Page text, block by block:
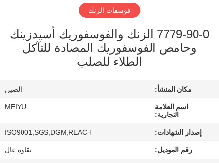
في
المصنع
الجودة
اتصل
فوسفات الزنك
7779-90-0 الزنك والفوسفوريك أسيدزينك
وحامض الفوسفوريك المضادة للتآكل
الطلاء للصلب
مكان المنشأ: الصين
اسم العلامة
التجارية:
MEIYU
إصدار الشهادات: ISO9001,SGS,DGM,REACH
رقم الموديل: نقاوة عال